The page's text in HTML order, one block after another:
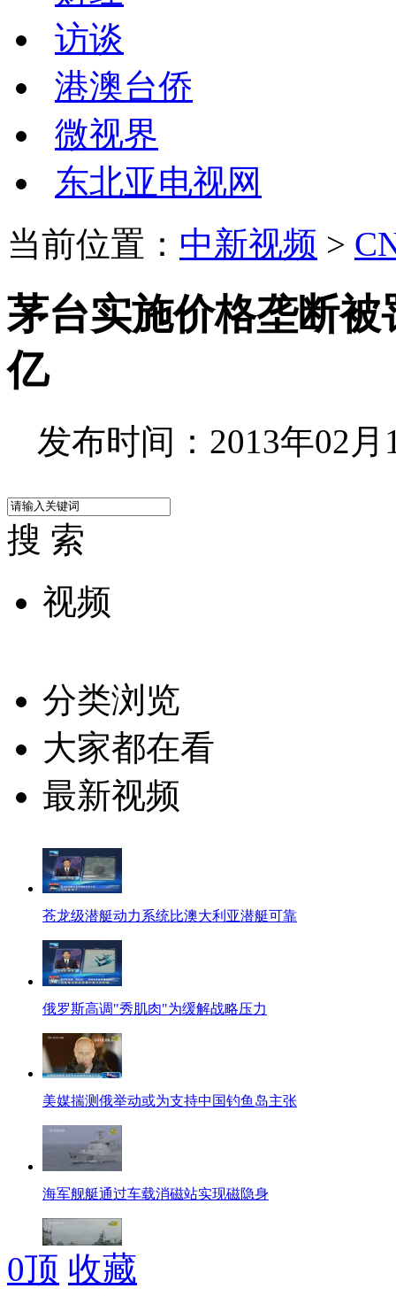
访谈
港澳台侨
微视界
东北亚电视网
当前位置： 中新视频 >
茅台实施价格垄断被
亿
发布时间：2013年02月
搜 索
视频
分类浏览
大家都在看
最新视频
苍龙级潜艇动力系统比澳大利亚潜艇可靠
俄罗斯高调"秀肌肉"为缓解战略压力
美媒揣测俄举动或为支持中国钓鱼岛主张
海军舰艇通过车载消磁站实现磁隐身
专家：解放军演习谈不上针对美军介入
0顶 收藏